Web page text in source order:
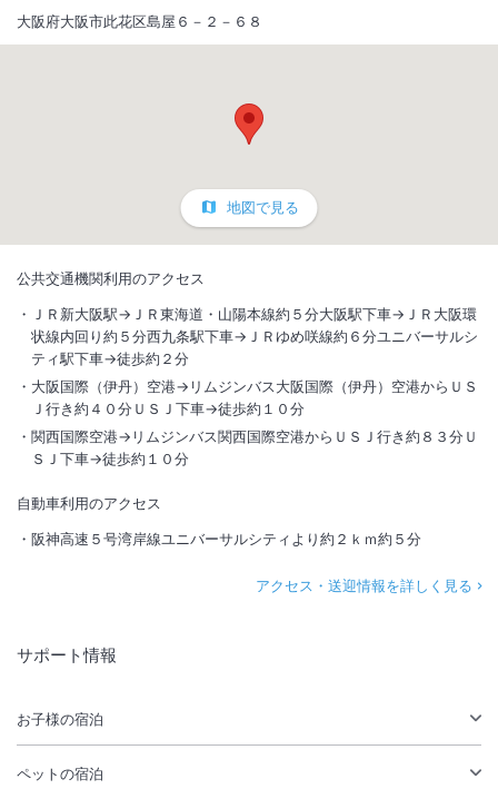
大阪府大阪市此花区島屋６－２－６８
地図で見る
公共交通機関利用のアクセス
ＪＲ新大阪駅→ＪＲ東海道・山陽本線約５分大阪駅下車→ＪＲ大阪環
状線内回り約５分西九条駅下車→ＪＲゆめ咲線約６分ユニバーサルシ
ティ駅下車→徒歩約２分
大阪国際（伊丹）空港→リムジンバス大阪国際（伊丹）空港からＵＳ
Ｊ行き約４０分ＵＳＪ下車→徒歩約１０分
関西国際空港→リムジンバス関西国際空港からＵＳＪ行き約８３分Ｕ
ＳＪ下車→徒歩約１０分
自動車利用のアクセス
阪神高速５号湾岸線ユニバーサルシティより約２ｋｍ約５分
アクセス・送迎情報を詳しく見る
サポート情報
お子様の宿泊
ペットの宿泊